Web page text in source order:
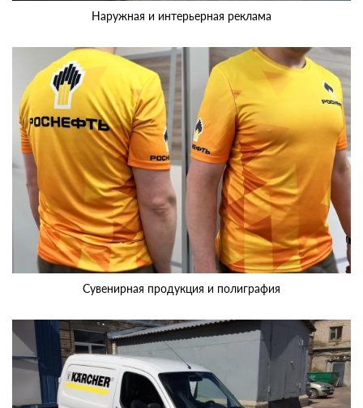
Наружная и интерьерная реклама
Сувенирная продукция и полиграфия